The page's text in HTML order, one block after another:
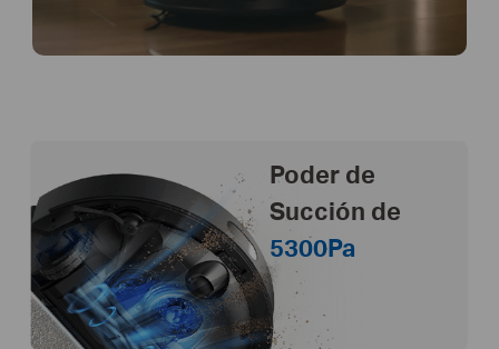
Poder de
Succión de
5300Pa